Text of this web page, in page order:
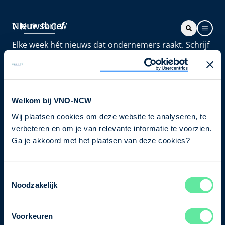
Welkom bij VNO-NCW
Wij plaatsen cookies om deze website te analyseren, te
verbeteren en om je van relevante informatie te voorzien.
Ga je akkoord met het plaatsen van deze cookies?
Noodzakelijk
Voorkeuren
Nieuwsbrief
Elke week hét nieuws dat ondernemers raakt. Schrijf
je nu in voor de VNO-NCW nieuwsbrief.
Schrijf je in
Direct naar
Ons verhaal
Bezuidenhoutseweg 12
T+31 70 349 03 49